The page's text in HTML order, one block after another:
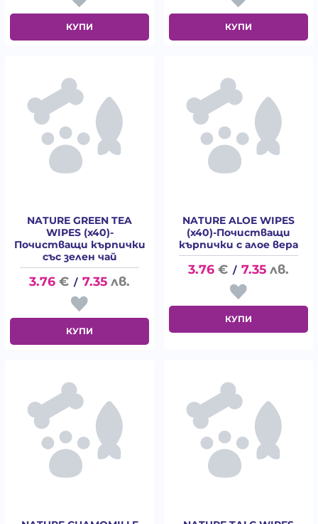
КУПИ КУПИ
NATURE GREEN TEA
WIPES (x40)-
Почистващи кърпички
със зелен чай
3.76 € / 7.35 лв.
КУПИ
NATURE ALOE WIPES
(x40)-Почистващи
кърпички с алое вера
3.76 € / 7.35 лв.
КУПИ